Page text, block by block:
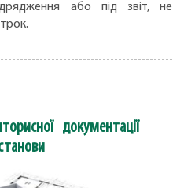
або під звіт, не
документації